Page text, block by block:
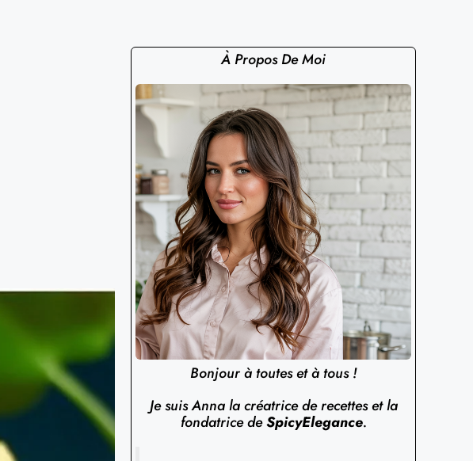
À Propos De Moi
Bonjour à toutes et à tous !
Je suis Anna la créatrice de recettes et la
fondatrice deSpicyElegance.